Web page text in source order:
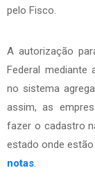
pelo Fisco.
A autorização
Federal mediante
no sistema
assim, as
fazer o cadastro
estado onde
notas.